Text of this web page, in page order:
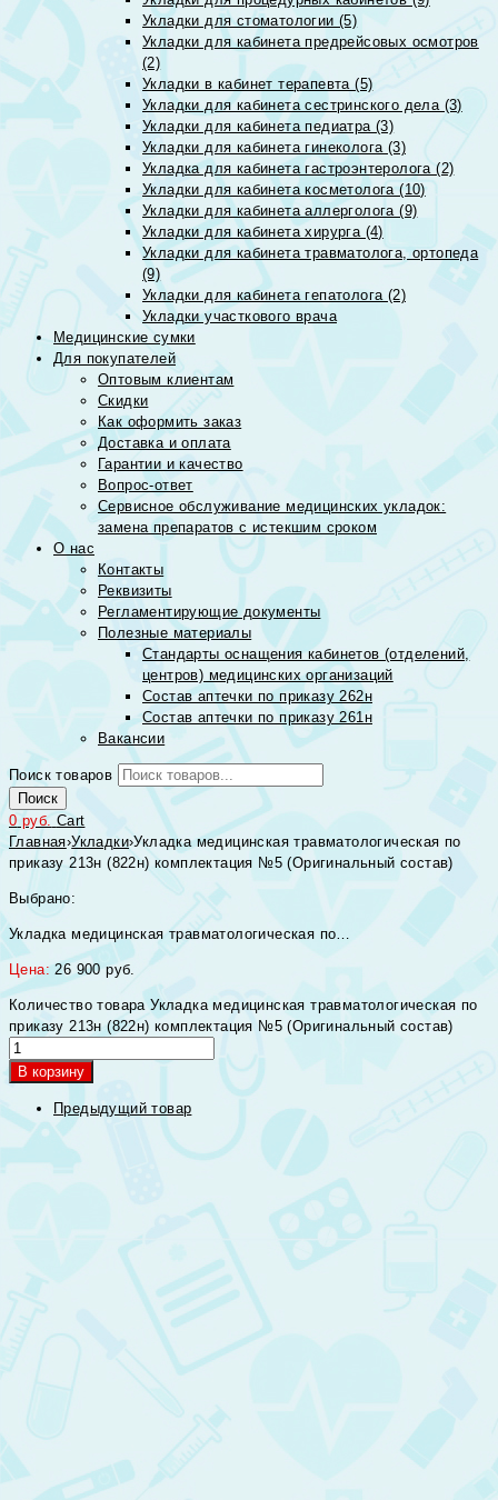
Укладки для стоматологии (5)
Укладки для кабинета предрейсовых осмотров
(2)
Укладки в кабинет терапевта (5)
Укладки для кабинета сестринского дела (3)
Укладки для кабинета педиатра (3)
Укладки для кабинета гинеколога (3)
Укладка для кабинета гастроэнтеролога (2)
Укладки для кабинета косметолога (10)
Укладки для кабинета аллерголога (9)
Укладки для кабинета хирурга (4)
Укладки для кабинета травматолога, ортопеда
(9)
Укладки для кабинета гепатолога (2)
Укладки участкового врача
Медицинские сумки
Для покупателей
Оптовым клиентам
Скидки
Как оформить заказ
Доставка и оплата
Гарантии и качество
Вопрос-ответ
Сервисное обслуживание медицинских укладок:
замена препаратов с истекшим сроком
О нас
Контакты
Реквизиты
Регламентирующие документы
Полезные материалы
Стандарты оснащения кабинетов (отделений,
центров) медицинских организаций
Состав аптечки по приказу 262н
Состав аптечки по приказу 261н
Вакансии
Поиск товаров
Поиск
0 руб. Cart
Главная›Укладки›Укладка медицинская травматологическая по
приказу 213н (822н) комплектация №5 (Оригинальный состав)
Выбрано:
Укладка медицинская травматологическая по…
Цена:26 900руб.
Количество товара Укладка медицинская травматологическая по
приказу 213н (822н) комплектация №5 (Оригинальный состав)
В корзину
Предыдущий товар